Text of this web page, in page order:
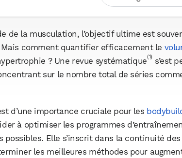
de la musculation, l’objectif ultime est
comment quantifier efficacement le
? Une revue systématique(1) s’est
sur le nombre total de séries
d’une importance cruciale pour les
à optimiser les programmes
possibles. Elle s’inscrit dans la continuité
les meilleures méthodes pour